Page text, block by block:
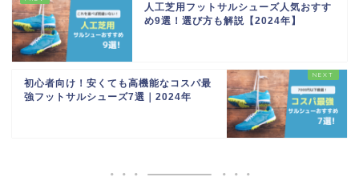
人工芝用フットサルシューズ人気おすす
め9選！選び方も解説【2024年】
初心者向け！安くても高機能なコスパ最
強フットサルシューズ7選｜2024年